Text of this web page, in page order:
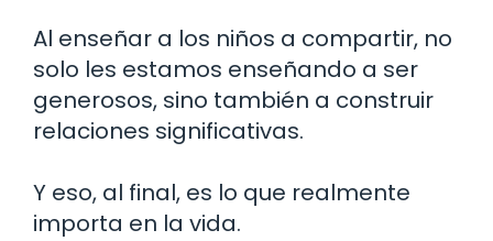
Al enseñar a los niños a compartir, no
solo les estamos enseñando a ser
generosos, sino también a construir
relaciones significativas.
Y eso, al final, es lo que realmente
importa en la vida.